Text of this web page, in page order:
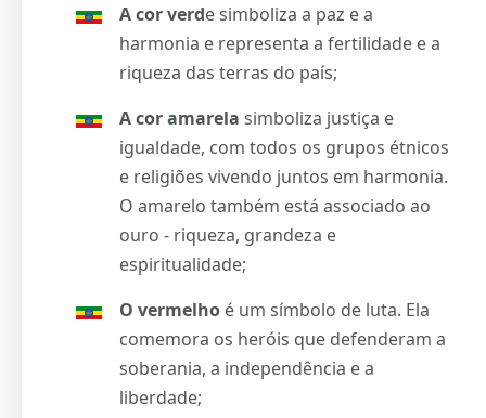
A cor verde simboliza a paz e a
harmonia e representa a fertilidade e a
riqueza das terras do país;
A cor amarela simboliza justiça e
igualdade, com todos os grupos étnicos
e religiões vivendo juntos em harmonia.
O amarelo também está associado ao
ouro - riqueza, grandeza e
espiritualidade;
O vermelho é um símbolo de luta. Ela
comemora os heróis que defenderam a
soberania, a independência e a
liberdade;